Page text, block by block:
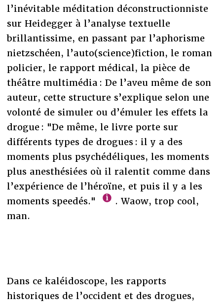
l’inévitable méditation déconstructionniste
sur Heidegger à l’analyse textuelle
brillantissime, en passant par l’aphorisme
nietzschéen, l’auto(science)fiction, le roman
policier, le rapport médical, la pièce de
théâtre multimédia : De l’aveu même de son
auteur, cette structure s’explique selon une
volonté de simuler ou d’émuler les effets la
drogue : "De même, le livre porte sur
différents types de drogues : il y a des
moments plus psychédéliques, les moments
plus anesthésiées où il ralentit comme dans
l’expérience de l’héroïne, et puis il y a les
moments speedés."
. Waow, trop cool,
man.
Dans ce kaléidoscope, les rapports
historiques de l’occident et des drogues,